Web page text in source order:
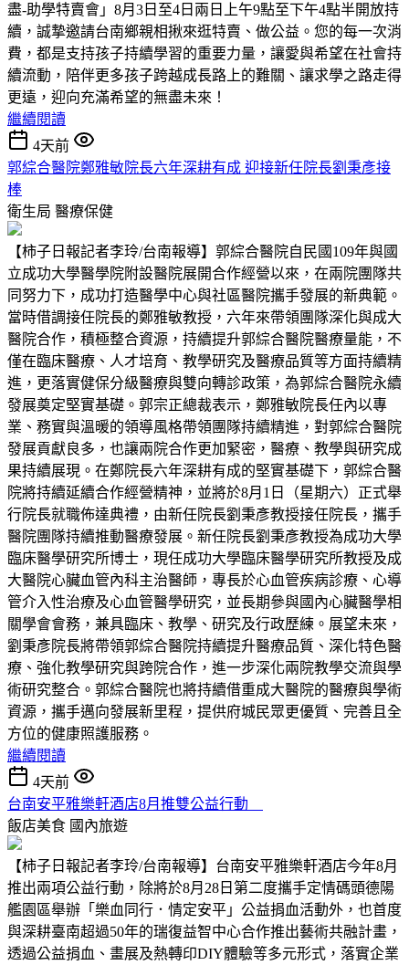
盡-助學特賣會」8月3日至4日兩日上午9點至下午4點半開放持
續，誠摯邀請台南鄉親相揪來逛特賣、做公益。您的每一次消
費，都是支持孩子持續學習的重要力量，讓愛與希望在社會持
續流動，陪伴更多孩子跨越成長路上的難關、讓求學之路走得
更遠，迎向充滿希望的無盡未來！
繼續閱讀
4天前
郭綜合醫院鄭雅敏院長六年深耕有成 迎接新任院長劉秉彥接
棒
衛生局 醫療保健
【柿子日報記者李玲/台南報導】郭綜合醫院自民國109年與國
立成功大學醫學院附設醫院展開合作經營以來，在兩院團隊共
同努力下，成功打造醫學中心與社區醫院攜手發展的新典範。
當時借調接任院長的鄭雅敏教授，六年來帶領團隊深化與成大
醫院合作，積極整合資源，持續提升郭綜合醫院醫療量能，不
僅在臨床醫療、人才培育、教學研究及醫療品質等方面持續精
進，更落實健保分級醫療與雙向轉診政策，為郭綜合醫院永續
發展奠定堅實基礎。郭宗正總裁表示，鄭雅敏院長任內以專
業、務實與溫暖的領導風格帶領團隊持續精進，對郭綜合醫院
發展貢獻良多，也讓兩院合作更加緊密，醫療、教學與研究成
果持續展現。在鄭院長六年深耕有成的堅實基礎下，郭綜合醫
院將持續延續合作經營精神，並將於8月1日（星期六）正式舉
行院長就職佈達典禮，由新任院長劉秉彥教授接任院長，攜手
醫院團隊持續推動醫療發展。新任院長劉秉彥教授為成功大學
臨床醫學研究所博士，現任成功大學臨床醫學研究所教授及成
大醫院心臟血管內科主治醫師，專長於心血管疾病診療、心導
管介入性治療及心血管醫學研究，並長期參與國內心臟醫學相
關學會會務，兼具臨床、教學、研究及行政歷練。展望未來，
劉秉彥院長將帶領郭綜合醫院持續提升醫療品質、深化特色醫
療、強化教學研究與跨院合作，進一步深化兩院教學交流與學
術研究整合。郭綜合醫院也將持續借重成大醫院的醫療與學術
資源，攜手邁向發展新里程，提供府城民眾更優質、完善且全
方位的健康照護服務。
繼續閱讀
4天前
台南安平雅樂軒酒店8月推雙公益行動
飯店美食 國內旅遊
【柿子日報記者李玲/台南報導】台南安平雅樂軒酒店今年8月
推出兩項公益行動，除將於8月28日第二度攜手定情碼頭德陽
艦園區舉辦「樂血同行．情定安平」公益捐血活動外，也首度
與深耕臺南超過50年的瑞復益智中心合作推出藝術共融計畫，
透過公益捐血、畫展及熱轉印DIY體驗等多元形式，落實企業